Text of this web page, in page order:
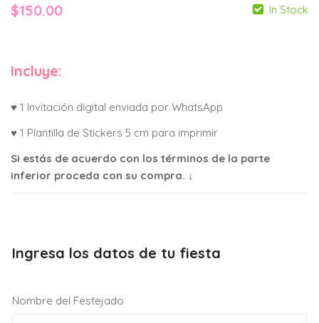
$150.00 In Stock
Incluye:
♥ 1 Invitación digital enviada por WhatsApp
♥ 1 Plantilla de Stickers 5 cm para imprimir
Si estás de acuerdo con los términos de la parte
inferior proceda con su compra. ↓
Ingresa los datos de tu fiesta
Nombre del Festejado